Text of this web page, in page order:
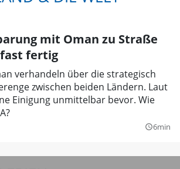
mit Oman zu Straße
fertig
verhandeln über die strategisch
zwischen beiden Ländern. Laut
Einigung unmittelbar bevor. Wie
query_builder6min